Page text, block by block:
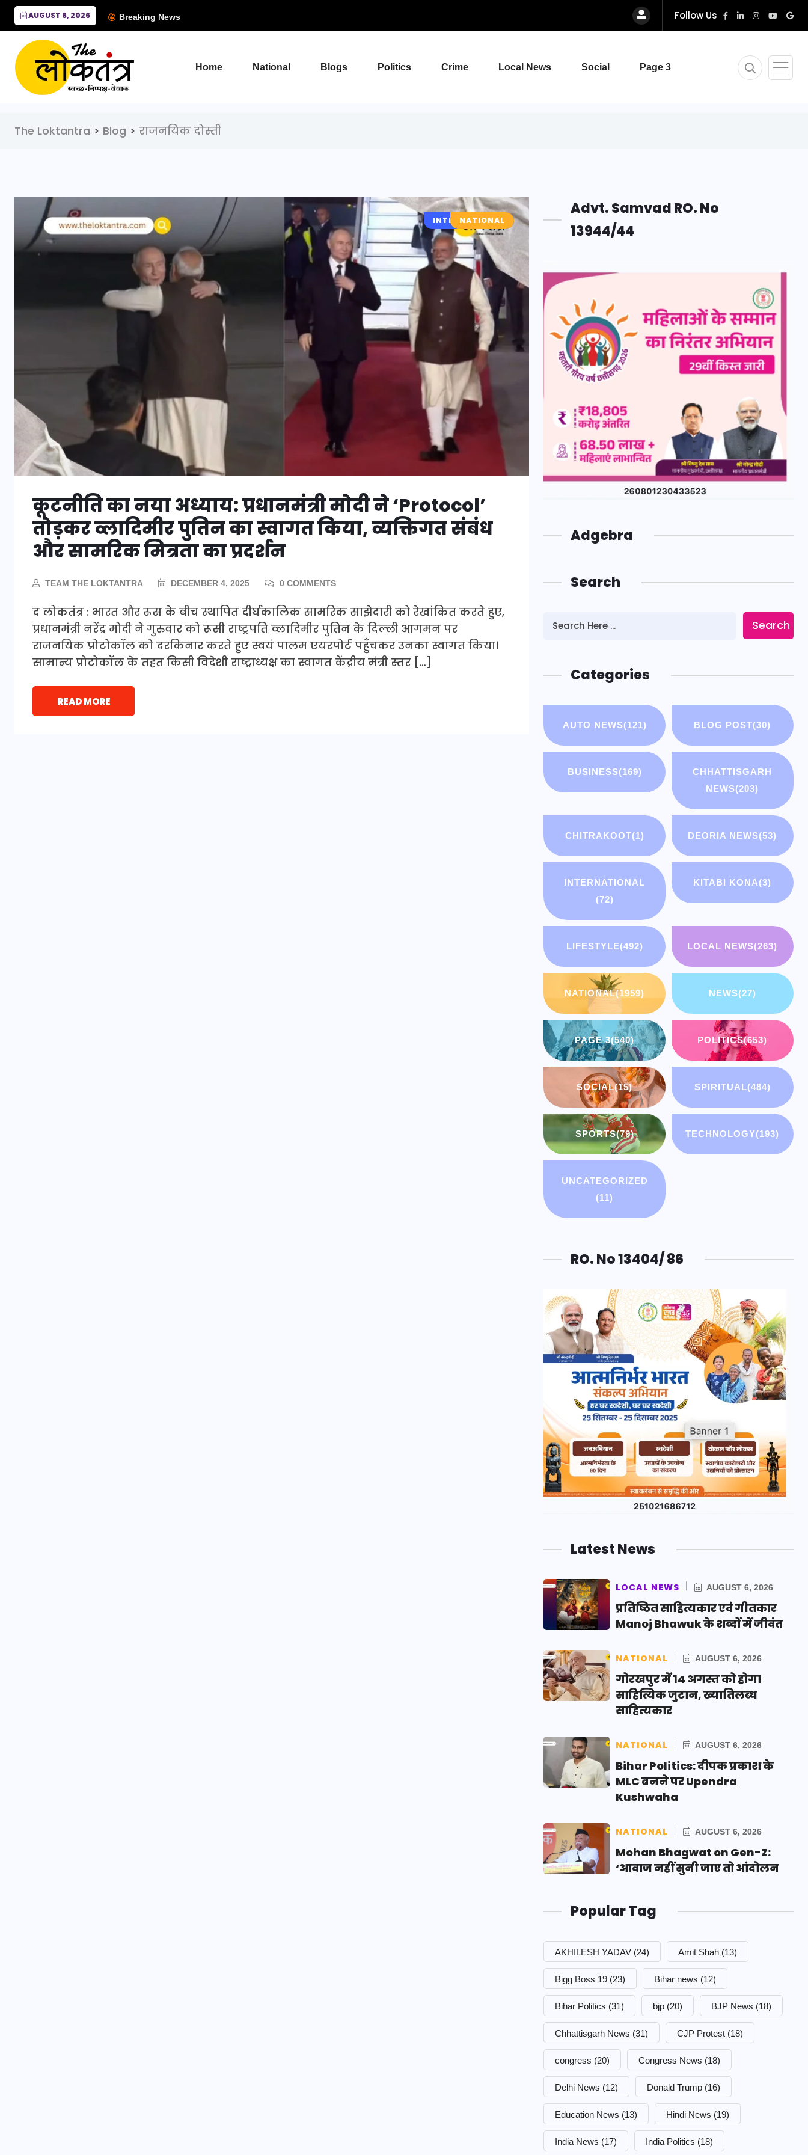
AUGUST 6, 2026 Breaking News Follow Us
Home National Blogs Politics Crime Local News Social Page 3
The Loktantra > Blog > राजनयिक दोस्ती
INTERNATIONAL
NATIONAL
कूटनीति का नया अध्याय: प्रधानमंत्री मोदी ने ‘Protocol’
तोड़कर व्लादिमीर पुतिन का स्वागत किया, व्यक्तिगत संबंध
और सामरिक मित्रता का प्रदर्शन
TEAM THE LOKTANTRA DECEMBER 4, 2025 0 COMMENTS
द लोकतंत्र : भारत और रूस के बीच स्थापित दीर्घकालिक सामरिक साझेदारी को रेखांकित करते हुए,
प्रधानमंत्री नरेंद्र मोदी ने गुरुवार को रूसी राष्ट्रपति व्लादिमीर पुतिन के दिल्ली आगमन पर
राजनयिक प्रोटोकॉल को दरकिनार करते हुए स्वयं पालम एयरपोर्ट पहुँचकर उनका स्वागत किया।
सामान्य प्रोटोकॉल के तहत किसी विदेशी राष्ट्राध्यक्ष का स्वागत केंद्रीय मंत्री स्तर […]
READ MORE
Advt. Samvad RO. No
13944/44
Adgebra
Search
Search
Categories
AUTO NEWS(121) BLOG POST(30)
BUSINESS(169)
CHHATTISGARH
NEWS(203)
CHITRAKOOT(1) DEORIA NEWS(53)
INTERNATIONAL
(72)
KITABI KONA(3)
LIFESTYLE(492) LOCAL NEWS(263)
NATIONAL(1959) NEWS(27)
PAGE 3(540) POLITICS(653)
SOCIAL(15) SPIRITUAL(484)
SPORTS(79) TECHNOLOGY(193)
UNCATEGORIZED
(11)
RO. No 13404/ 86
Latest News
LOCAL NEWS AUGUST 6, 2026
प्रतिष्ठित साहित्यकार एवं गीतकार
Manoj Bhawuk के शब्दों में जीवंत
NATIONAL AUGUST 6, 2026
गोरखपुर में 14 अगस्त को होगा
साहित्यिक जुटान, ख्यातिलब्ध
साहित्यकार
NATIONAL AUGUST 6, 2026
Bihar Politics: दीपक प्रकाश के
MLC बनने पर Upendra
Kushwaha
NATIONAL AUGUST 6, 2026
Mohan Bhagwat on Gen-Z:
‘आवाज नहीं सुनी जाए तो आंदोलन
Popular Tag
AKHILESH YADAV (24) Amit Shah (13)
Bigg Boss 19 (23) Bihar news (12)
Bihar Politics (31) bjp (20) BJP News (18)
Chhattisgarh News (31) CJP Protest (18)
congress (20) Congress News (18)
Delhi News (12) Donald Trump (16)
Education News (13) Hindi News (19)
India News (17) India Politics (18)